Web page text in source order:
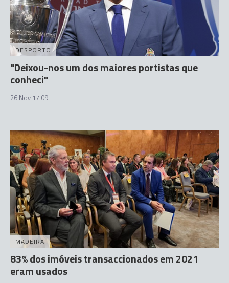
DESPORTO
"Deixou-nos um dos maiores portistas que
conheci"
26 Nov 17:09
MADEIRA
83% dos imóveis transaccionados em 2021
eram usados